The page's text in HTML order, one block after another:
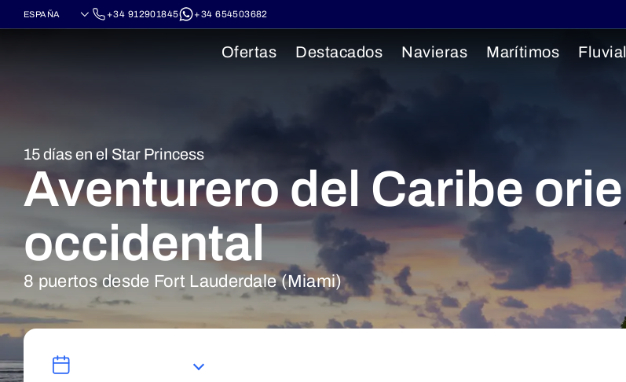
+34 912901845 +34 654503682
Ofertas Destacados Navieras Marítimos
15 días en el Star Princess
Aventurero del Caribe
occidental
8 puertos desde Fort Lauderdale (Miami)